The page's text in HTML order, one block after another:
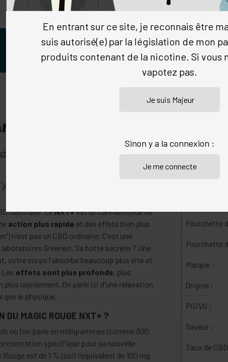
NXT+
+ ?
classique. LeNXT+est un cannabinoïde de
action plus rapide et des effets bien plus
n'est pas un CBD ordinaire. C'est une
Greeneo. Sa botte secrète ? Une
votre corps l'absorbe beaucoup plus vite et
Les effets sont plus profonds, plus
rapidement. On parle ici d'une relaxation
que le physique.
DU MAGIC ROUGE NXT+ ?
où l'on parle en milligrammes (comme 300
spécifique pour sa nouvelle
est de 1 % (soit l'équivalent de 100 mg
Fourchette
Fourchette
Marque :
Origine :
PG/VG :
Saveur :
Taux de
En entrant sur ce site, je reconnais être
suis autorisé(e) par la législation de mon
produits contenant de la nicotine. Si vous
vapotez pas.
Sinon y a la connexion :